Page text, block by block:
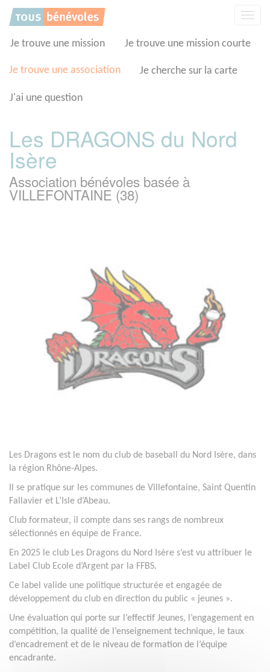
Je trouve une mission Je trouve une mission courte
Je trouve une association Je cherche sur la carte
J'ai une question
Les DRAGONS du Nord
Isère
Association bénévoles basée à
VILLEFONTAINE (38)
Les Dragons est le nom du club de baseball du Nord Isère, dans
la région Rhône-Alpes.
Il se pratique sur les communes de Villefontaine, Saint Quentin
Fallavier et L’Isle d’Abeau.
Club formateur, il compte dans ses rangs de nombreux
sélectionnés en équipe de France.
En 2025 le club Les Dragons du Nord Isère s’est vu attribuer le
Label Club Ecole d’Argent par la FFBS.
Ce label valide une politique structurée et engagée de
développement du club en direction du public « jeunes ».
Une évaluation qui porte sur l’effectif Jeunes, l’engagement en
compétition, la qualité de l’enseignement technique, le taux
d’encadrement et de le niveau de formation de l’équipe
encadrante.
Panneau de gestion des cookies